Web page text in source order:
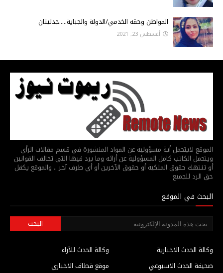
المواطن وحقه الخدمي/الدولة والجباية.....جدليتان
أغسطس 23, 2021
الموقع لايتحمل أية مسؤولية عن المواد المنشورة في قسم مقالات الرأي
ويتحمل الكاتب كامل المسؤولية عن أرائه وما يرد فيها التي تخالف القوانين
أو تنتهك حقوق الملكية أو حقوق الآخرين أو أي طرف آخر .. والموقع يكفل
حق الرد للجميع
البحث في الموقع
وكالة الحدث للآراء
وكالة الحدث الاخبارية
موقع قطاف الاخباري
صحيفة الحدث الاسبوعي